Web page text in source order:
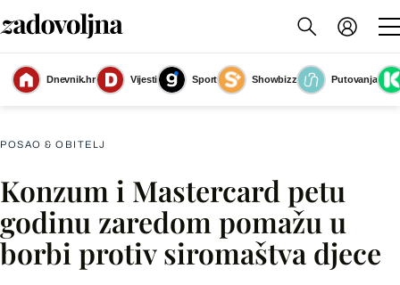
Dnevnik.hr Vijesti Sport Showbizz
Putovanja
(Foto: PR)
POSAO & OBITELJ
Konzum i Mastercard petu
godinu zaredom pomažu u
borbi protiv siromaštva djece
Facebook
X